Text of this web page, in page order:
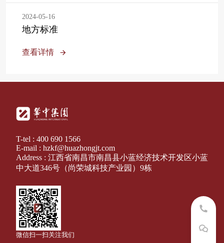
2024-05-16
地方标准
查看详情
T-tel : 400 690 1566
E-mail : hzkf@huazhongjt.com
Address : 江西省南昌市南昌县小蓝经济技术开发区小蓝
中大道346号（尚荣城科技产业园）9栋
微信扫一扫关注我们